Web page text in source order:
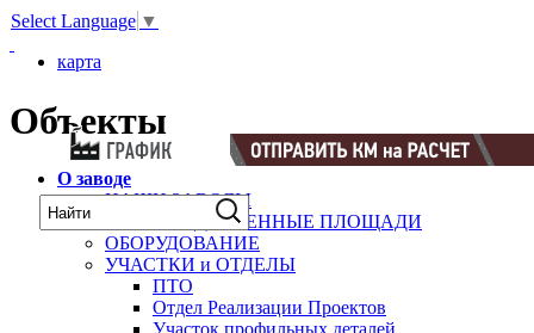
Select Language ▼
карта
Объекты
О заводе
НАШИ ЗАВОДЫ
ПРОИЗВОДСТВЕННЫЕ ПЛОЩАДИ
ОБОРУДОВАНИЕ
УЧАСТКИ и ОТДЕЛЫ
ПТО
Отдел Реализации Проектов